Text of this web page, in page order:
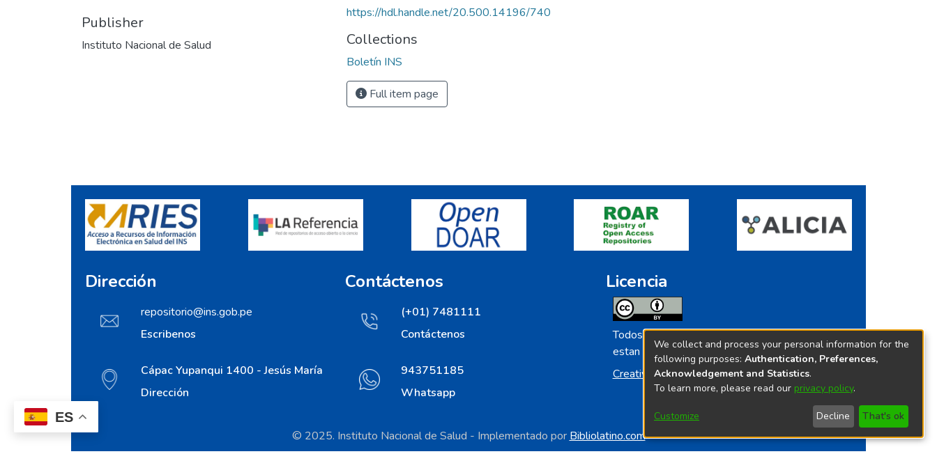
ES
Publisher
Instituto Nacional de Salud
https://hdl.handle.net/20.500.14196/740
Collections
Boletín INS
Full item page
Dirección
repositorio@ins.gob.pe
Escribenos
Cápac Yupanqui 1400 - Jesús María
Dirección
Contáctenos
(+01) 7481111
Contáctenos
943751185
Whatsapp
Licencia
Todos los contenidos de repositorio.ins.gob.pe
estan licenciados bajo
Creative Commoms License
© 2025. Instituto Nacional de Salud - Implementado por Bibliolatino.com
We collect and process your personal information for the
following purposes: Authentication, Preferences,
Acknowledgement and Statistics.
To learn more, please read our privacy policy.
Customize Decline That's ok